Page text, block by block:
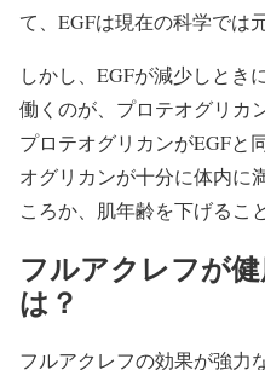
て、EGFは現在の科学では
しかし、EGFが減少しとき
働くのが、プロテオグリカ
プロテオグリカンがEGFと
オグリカンが十分に体内に
ころか、肌年齢を下げるこ
フルアクレフが
は？
フルアクレフの効果が強力